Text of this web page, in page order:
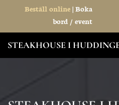
Beställ online |Boka
bord / event
STEAKHOUSE I